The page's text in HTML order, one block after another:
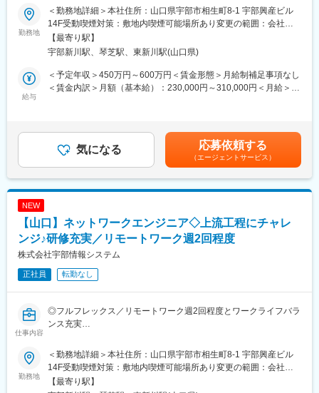
と経験を積み、また健全経営に努めています。
■事業について：
・建材事業部…山道の斜面(法面)の保護工事やガードレールなど交
販売と工法提案を行っています。
・建築資材事業部…官民問わず、建物の外壁材、屋根等の工事、
・情報システム事業部…「懐刀」「競り助」「TENPOAPP」など
の自社システムやアプリの開発でIT技術で貢献しています。
・モバイルシステム事業部…ドコモの販売代理店として、山口・
の対応、並びに将来のリーダーとして組織を牽引いただける方を
新たな仲間として迎え入れたいと考えています◎
■職務内容：
UBE株式会社様並びにグループ各社様が事業継続するために必要
となる「基幹システム」（ERP）の会計領域など、財務会計・管
理会計系システムの設計/開発/保守を行います。いずれも、市販パ
ッケージの利用やスクラッチ開発によるシステム構築並びに維持
担当していただく業務は、お客様からの依頼に基づき、提案/要件
定義/設計/開発/テスト/本番移行/保守という一連の工程となりま
と直接コミュニケーションをとりながらシステム構築を行うこと
で、業務ノウハウを吸収できます
技術的な側面として、UBE株式会社様は世界的にもトップシェア
得できることは大変魅力的と言えます
ジェクト管理能力、そして全体を俯瞰する力を養うことができま
す。将来のリーダーとして組織運営を担うためのスキルを習得で
■組織の特徴：当グループは、UBE株式会社様やグループ会社様の
会計システムを一手に担っており、業務ノウハウおよびパッケー
ジノウハウを習得するには絶好の環境です。ノウハウを兼ね備え
たメンバーと一体となって、お客様と直接コミュニケ－ションを
勤務地
＜勤務地詳細＞本社住所：山口県宇部市相生町8-1 宇部興産ビル
14F受動喫煙対策：敷地内喫煙可能場所あり変更の範囲：会社の
定める事業所
【最寄り駅】
宇部新川駅、琴芝駅、東新川駅(山口県)
給与
＜予定年収＞450万円～600万円＜賃金形態＞月給制補足事項なし
＜賃金内訳＞月額（基本給）：230,000円～310,000円＜月給＞
給与×（固定4.2カ月＋業績連動1.8カ月）在宅勤務手当200円×6日
（全社平均）×12カ月賃金はあくまでも目安の金額であり、選考
を通じて上下する可能性があります。月給(月額)は固定手当を含め
た表記です。
気になる 応募依頼する
（エージェントサービス）
NEW
【山口】ネットワークエンジニア◇上流工程にチャレ
ンジ♪研修充実／リモートワーク週2回程度
株式会社宇部情報システム
正社員 転勤なし
仕事内容
◎フルフレックス／リモートワーク週2回程度とワークライフバラ
ンス充実
を一貫して行っている当社にて、ネットワークエンジニアをご担
当いただきます。
■業務内容：
勤務地
＜勤務地詳細＞本社住所：山口県宇部市相生町8-1 宇部興産ビル
14F受動喫煙対策：敷地内喫煙可能場所あり変更の範囲：会社の
定める事業所
【最寄り駅】